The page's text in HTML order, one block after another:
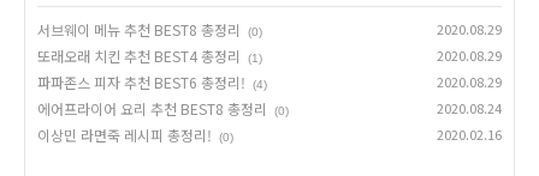
서브웨이 메뉴 추천 BEST8 총정리 (0) 2020.08.29
또래오래 치킨 추천 BEST4 총정리 (1) 2020.08.29
파파존스 피자 추천 BEST6 총정리! (4) 2020.08.29
에어프라이어 요리 추천 BEST8 총정리 (0) 2020.08.24
이상민 라면죽 레시피 총정리! (0) 2020.02.16